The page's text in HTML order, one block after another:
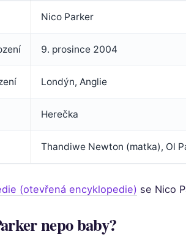
Nico Parker
9. prosince 2004
Londýn, Anglie
Herečka
Thandiwe Newton (matka), Ol
(otevřená encyklopedie) se Nico
nepo baby?